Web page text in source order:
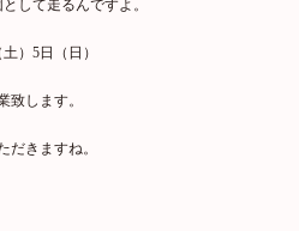
して走るんですよ。
）5日（日）
致します。
だきますね。